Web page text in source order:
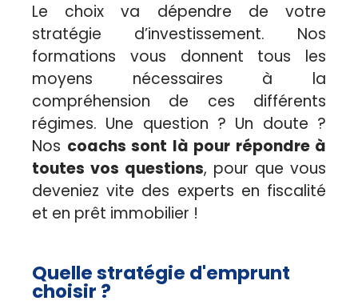
Le choix va dépendre de votre
stratégie d’investissement. Nos
formations vous donnent tous les
moyens nécessaires à la
compréhension de ces différents
régimes. Une question ? Un doute ?
Nos coachs sont là pour répondre à
toutes vos questions, pour que vous
deveniez vite des experts en fiscalité
et en prêt immobilier !
Quelle stratégie d'emprunt
choisir ?